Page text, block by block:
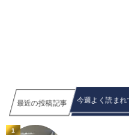
最近の投稿記事 今週よく読まれ
1